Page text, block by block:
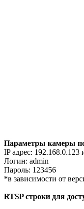
Параметры камеры
IP адрес:
Логин: admin
Пароль: 123456
*в зависимости от
RTSP строки для